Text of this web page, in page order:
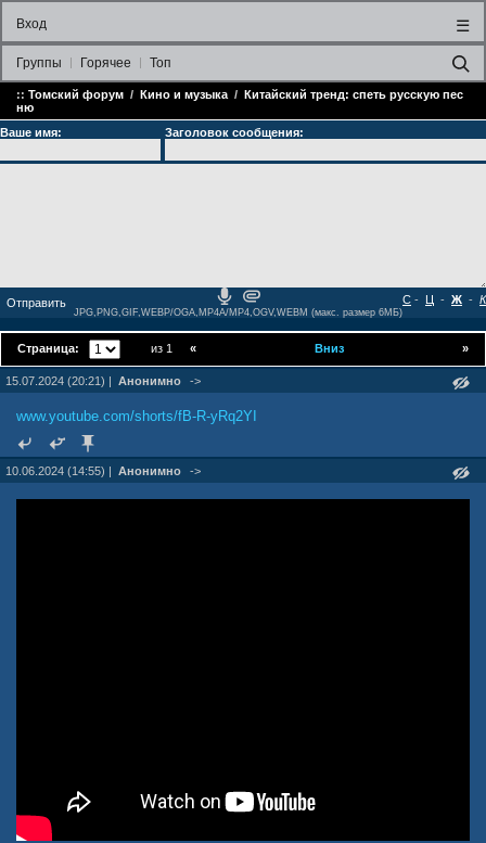
Вход ☰
Группы Горячее Топ
:: Томский форум / Кино и музыка / Китайский тренд: спеть русскую пес
ню
Ваше имя:
Заголовок сообщения:
- Ц - Ж - К
С
JPG,PNG,GIF,WEBP/OGA,MP4A/MP4,OGV,WEBM (макс. размер 6МБ)
Страница: из 1 »
« Вниз
15.07.2024 (20:21) | Анонимно ->
www.youtube.com/shorts/fB-R-yRq2YI
10.06.2024 (14:55) | Анонимно ->